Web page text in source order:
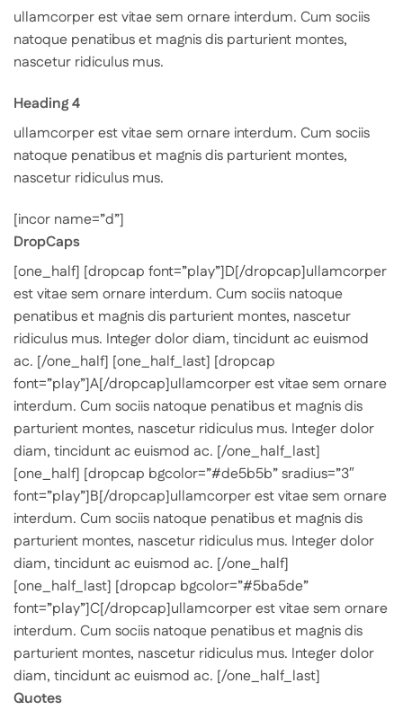
ullamcorper est vitae sem ornare interdum. Cum sociis
natoque penatibus et magnis dis parturient montes,
nascetur ridiculus mus.
Heading 4
ullamcorper est vitae sem ornare interdum. Cum sociis
natoque penatibus et magnis dis parturient montes,
nascetur ridiculus mus.
[incor name=”d”]
DropCaps
[one_half] [dropcap font=”play”]D[/dropcap]ullamcorper
est vitae sem ornare interdum. Cum sociis natoque
penatibus et magnis dis parturient montes, nascetur
ridiculus mus. Integer dolor diam, tincidunt ac euismod
ac. [/one_half] [one_half_last] [dropcap
font=”play”]A[/dropcap]ullamcorper est vitae sem ornare
interdum. Cum sociis natoque penatibus et magnis dis
parturient montes, nascetur ridiculus mus. Integer dolor
diam, tincidunt ac euismod ac. [/one_half_last]
[one_half] [dropcap bgcolor=”#de5b5b” sradius=”3″
font=”play”]B[/dropcap]ullamcorper est vitae sem ornare
interdum. Cum sociis natoque penatibus et magnis dis
parturient montes, nascetur ridiculus mus. Integer dolor
diam, tincidunt ac euismod ac. [/one_half]
[one_half_last] [dropcap bgcolor=”#5ba5de”
font=”play”]C[/dropcap]ullamcorper est vitae sem ornare
interdum. Cum sociis natoque penatibus et magnis dis
parturient montes, nascetur ridiculus mus. Integer dolor
diam, tincidunt ac euismod ac. [/one_half_last]
Quotes